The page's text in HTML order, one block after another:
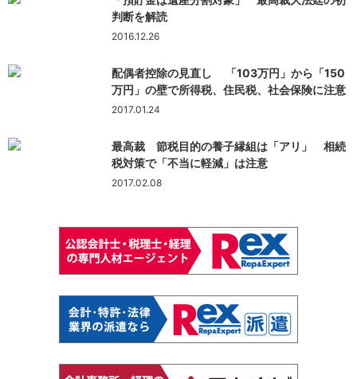
判断を解読
2016.12.26
配偶者控除の見直し 「103万円」から「150
万円」の壁で所得税、住民税、社会保険に注意
2017.01.24
最高裁 節税目的の養子縁組は「アリ」 相続
税対策で「不当に軽減」は注意
2017.02.08